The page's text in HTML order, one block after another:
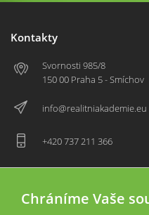
Kontakty
Svornosti 985/8
150 00 Praha 5 - Smíchov
info@realitniakademie.eu
+420 737 211 366
Chráníme Vaše